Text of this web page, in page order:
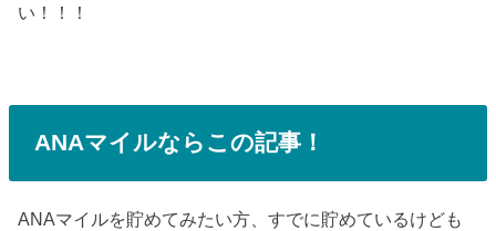
い！！！
ANAマイルならこの記事！
ANAマイルを貯めてみたい方、すでに貯めているけども